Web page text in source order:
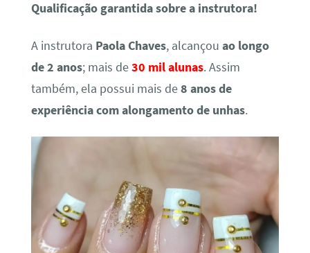
Qualificação garantida sobre a instrutora!
A instrutora Paola Chaves, alcançou ao longo
de 2 anos; mais de30 mil alunas. Assim
também, ela possui mais de8 anos de
experiência com alongamento de unhas.